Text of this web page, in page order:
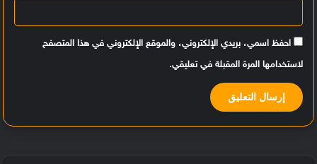
احفظ اسمي، بريدي الإلكتروني، والموقع الإلكتروني في هذا المتصفح
لاستخدامها المرة المقبلة في تعليقي.